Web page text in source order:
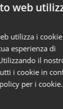
il rinnovo dei
(in
dovessero
Ordini e
dover
o diverse
ponessero le
di applicazione
web
utilizza i
esperienza di
il
i cookie in
per i cookie.